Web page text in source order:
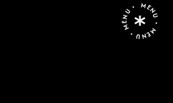
MENU • MENU • MENU •